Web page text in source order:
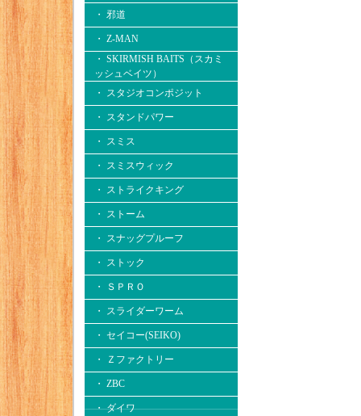
・ 邪道
・ Z-MAN
・ SKIRMISH BAITS（スカミ
ッシュベイツ）
・ スタジオコンポジット
・ スタンドパワー
・ スミス
・ スミスウィック
・ ストライクキング
・ ストーム
・ スナッグプルーフ
・ ストック
・ ＳＰＲＯ
・ スライダーワーム
・ セイコー(SEIKO)
・ Ｚファクトリー
・ ZBC
・ ダイワ